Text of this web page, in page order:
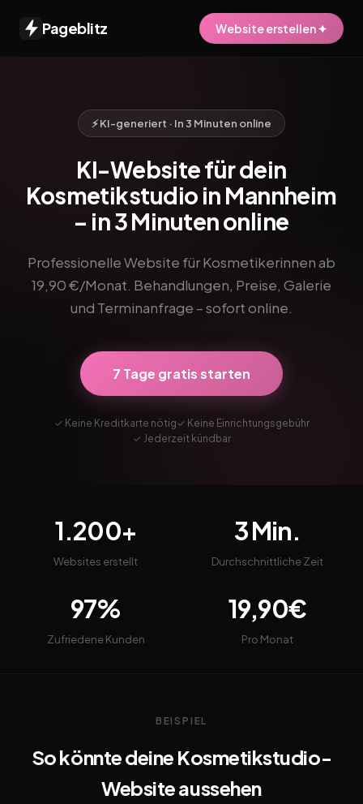
Pageblitz Website erstellen ✦
⚡ KI-generiert · In 3 Minuten online
KI-Website für dein
Kosmetikstudio in Mannheim
– in 3 Minuten online
Professionelle Website für Kosmetikerinnen ab
19,90 €/Monat. Behandlungen, Preise, Galerie
und Terminanfrage – sofort online.
7 Tage gratis starten
✓ Keine Kreditkarte nötig✓ Keine Einrichtungsgebühr
✓ Jederzeit kündbar
1.200+
Websites erstellt
3 Min.
Durchschnittliche Zeit
97%
Zufriedene Kunden
19,90€
Pro Monat
BEISPIEL
So könnte deine Kosmetikstudio-
Website aussehen